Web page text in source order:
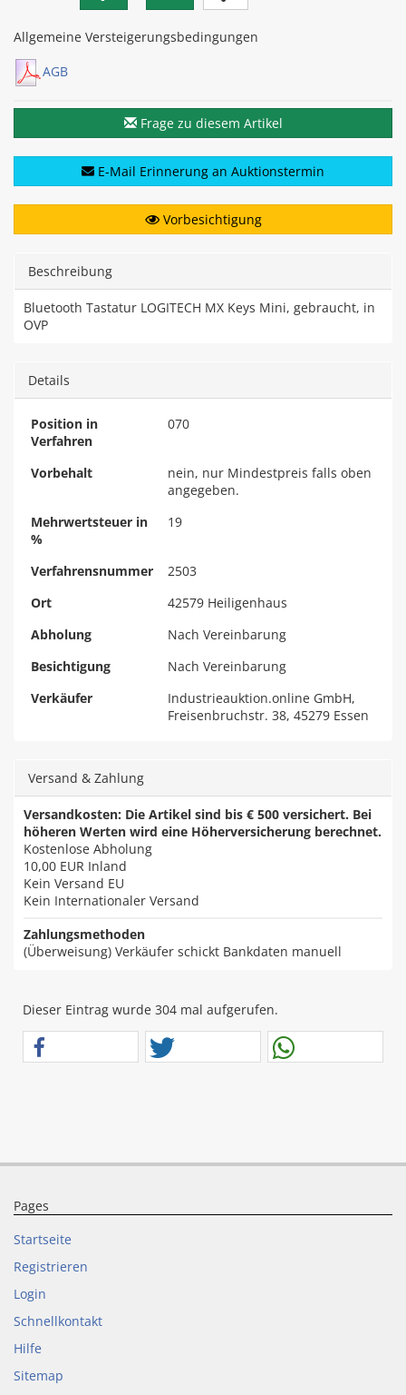
Allgemeine Versteigerungsbedingungen
AGB
Frage zu diesem Artikel
E-Mail Erinnerung an Auktionstermin
Vorbesichtigung
Beschreibung
Bluetooth Tastatur LOGITECH MX Keys Mini, gebraucht, in
OVP
Details
Position in
Verfahren
070
Vorbehalt
nein, nur Mindestpreis falls oben
angegeben.
Mehrwertsteuer in
%
19
Verfahrensnummer
2503
Ort
42579 Heiligenhaus
Abholung
Nach Vereinbarung
Besichtigung
Nach Vereinbarung
Verkäufer
Industrieauktion.online GmbH,
Freisenbruchstr. 38, 45279 Essen
Versand & Zahlung
Versandkosten: Die Artikel sind bis € 500 versichert. Bei
höheren Werten wird eine Höherversicherung berechnet.
Kostenlose Abholung
10,00 EUR Inland
Kein Versand EU
Kein Internationaler Versand
Zahlungsmethoden
(Überweisung) Verkäufer schickt Bankdaten manuell
Dieser Eintrag wurde 304 mal aufgerufen.
Pages
Startseite
Registrieren
Login
Schnellkontakt
Hilfe
Sitemap